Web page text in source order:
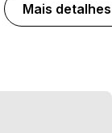
Mais detalhes